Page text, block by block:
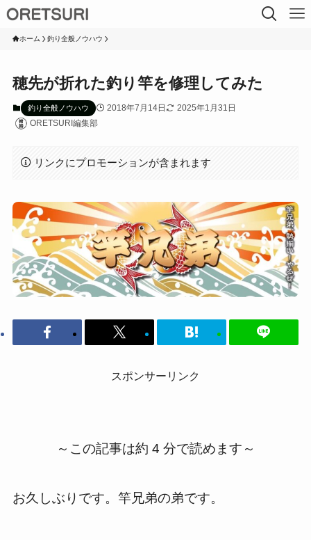
ホーム 釣り全般ノウハウ
穂先が折れた釣り竿を修理してみた
釣り全般ノウハウ 2018年7月14日
2025年1月31日
ORETSURI編集部
リンクにプロモーションが含まれます
スポンサーリンク
～この記事は約 4 分で読めます～
お久しぶりです。竿兄弟の弟です。